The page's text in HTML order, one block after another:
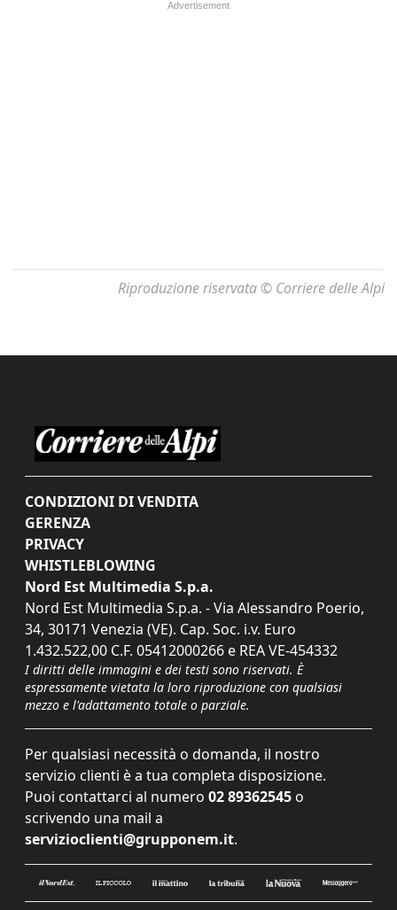
Riproduzione riservata © Corriere delle Alpi
CONDIZIONI DI VENDITA
GERENZA
PRIVACY
WHISTLEBLOWING
Nord Est Multimedia S.p.a.
Nord Est Multimedia S.p.a. - Via Alessandro Poerio,
34, 30171 Venezia (VE). Cap. Soc. i.v. Euro
1.432.522,00 C.F. 05412000266 e REA VE-454332
I diritti delle immagini e dei testi sono riservati. È
espressamente vietata la loro riproduzione con qualsiasi
mezzo e l'adattamento totale o parziale.
Per qualsiasi necessità o domanda, il nostro
servizio clienti è a tua completa disposizione.
Puoi contattarci al numero 02 89362545 o
scrivendo una mail a
servizioclienti@grupponem.it.